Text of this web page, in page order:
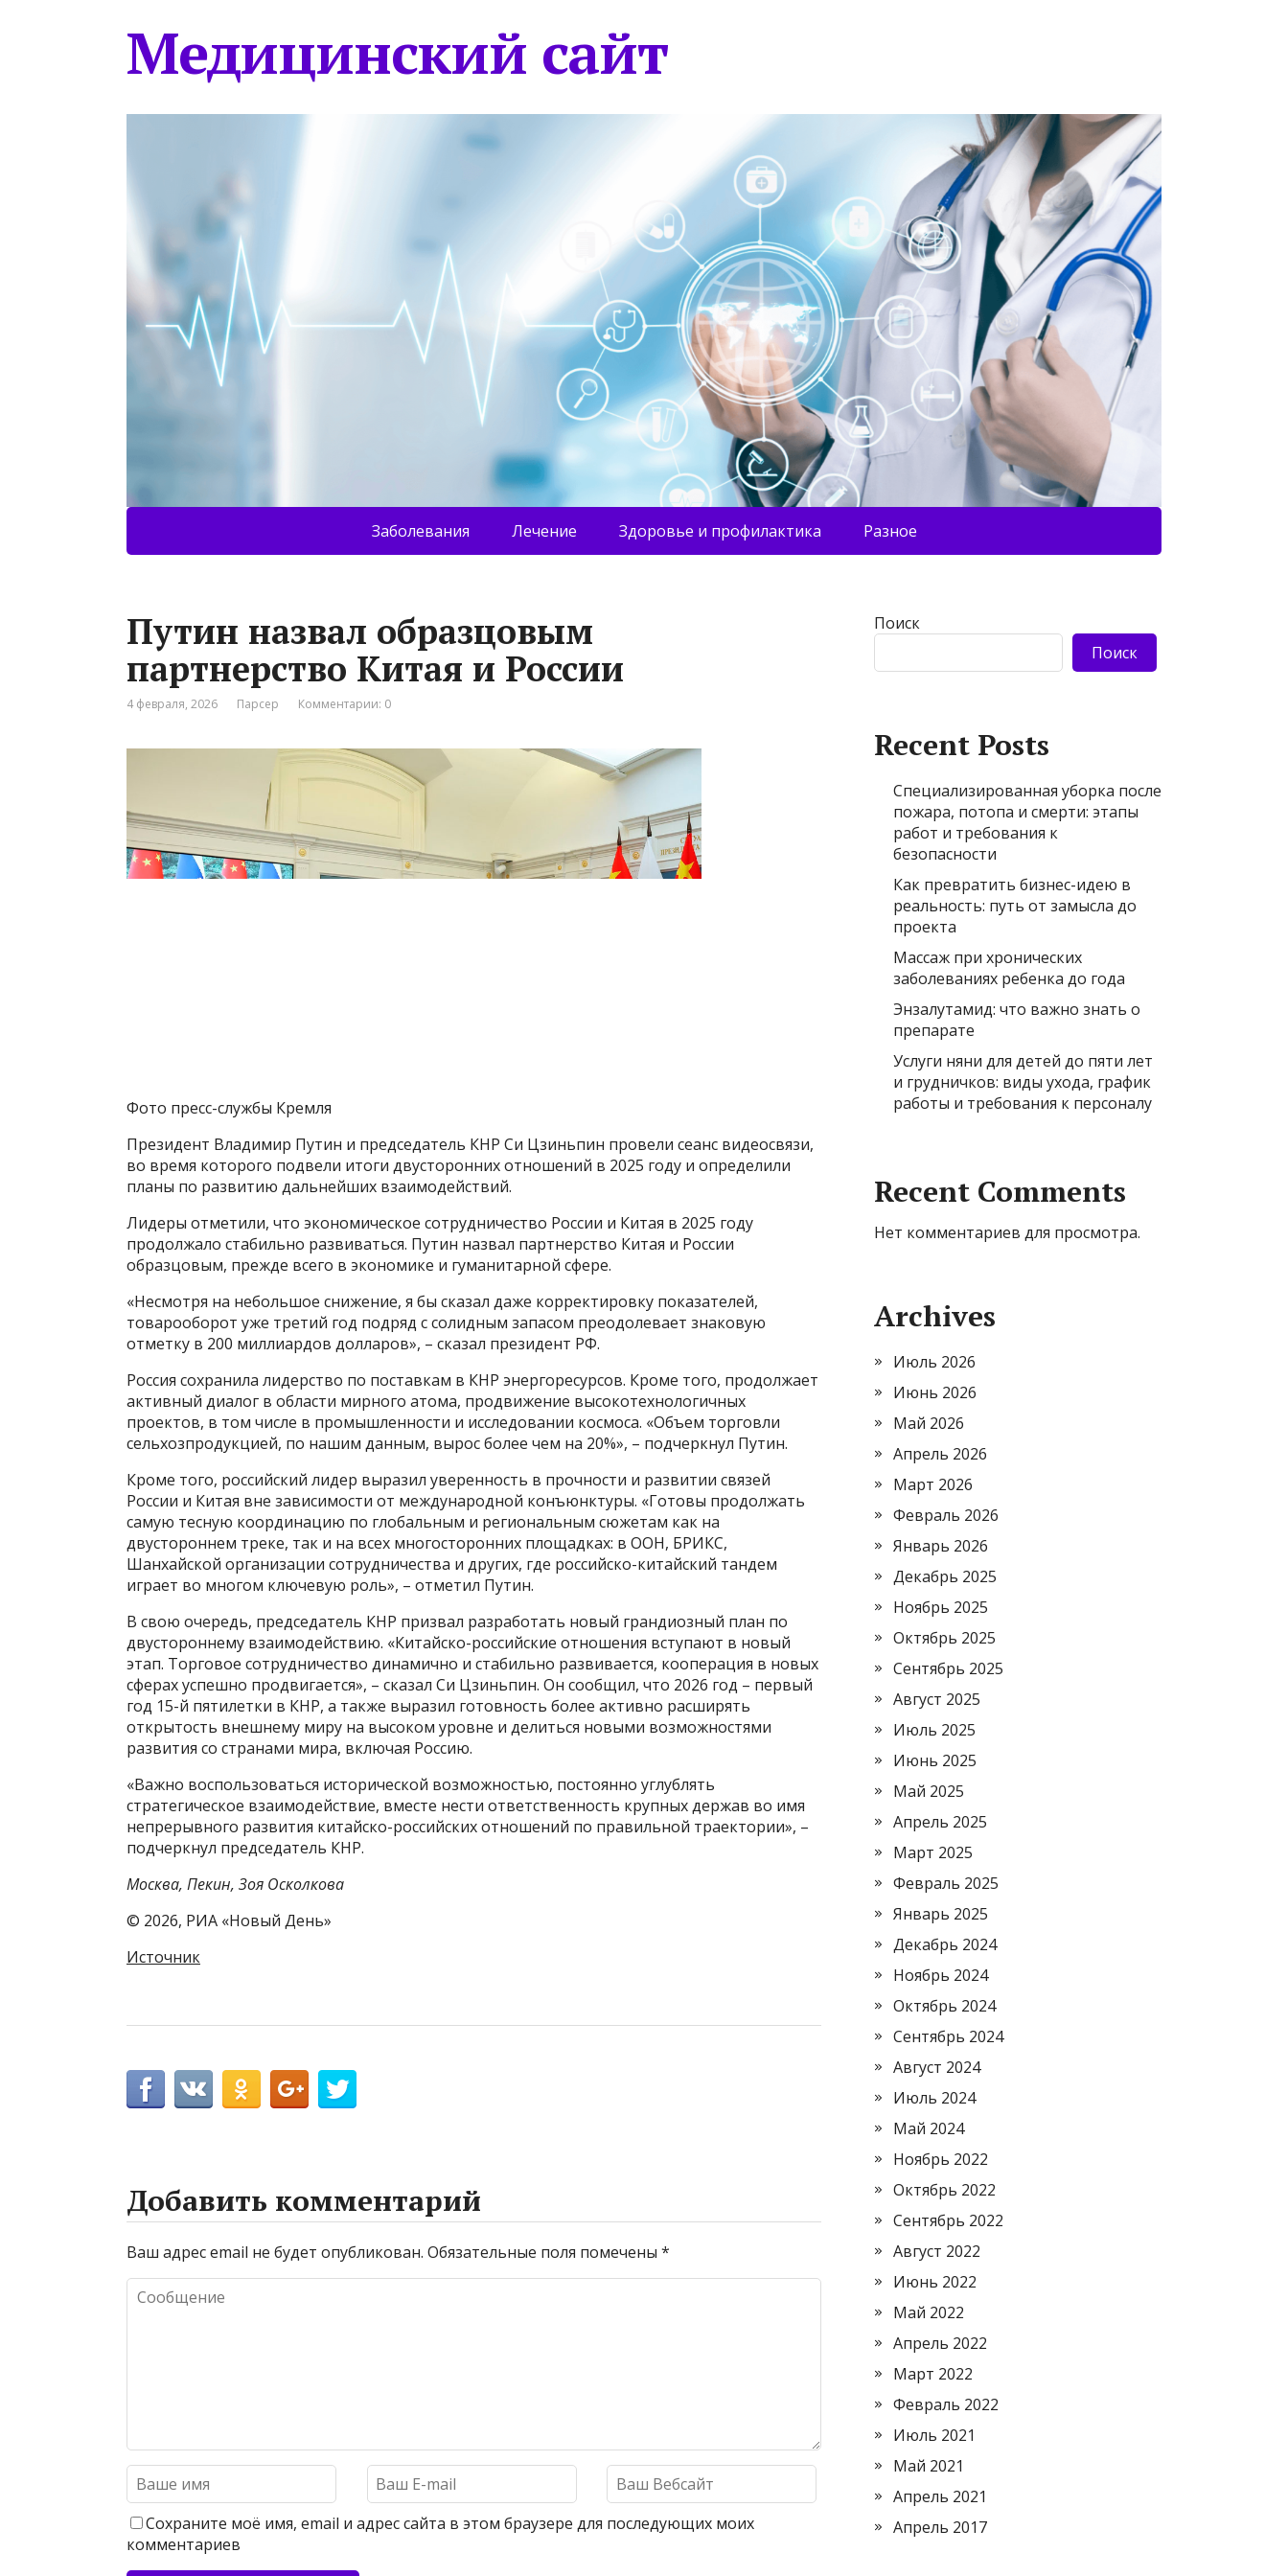
Медицинский сайт
Заболевания Лечение Здоровье и профилактика Разное
Путин назвал образцовым
партнерство Китая и России
4 февраля, 2026 Парсер Комментарии: 0
Фото пресс-службы Кремля
Президент Владимир Путин и председатель КНР Си Цзиньпин провели сеанс видеосвязи,
во время которого подвели итоги двусторонних отношений в 2025 году и определили
планы по развитию дальнейших взаимодействий.
Лидеры отметили, что экономическое сотрудничество России и Китая в 2025 году
продолжало стабильно развиваться. Путин назвал партнерство Китая и России
образцовым, прежде всего в экономике и гуманитарной сфере.
«Несмотря на небольшое снижение, я бы сказал даже корректировку показателей,
товарооборот уже третий год подряд с солидным запасом преодолевает знаковую
отметку в 200 миллиардов долларов», – сказал президент РФ.
Россия сохранила лидерство по поставкам в КНР энергоресурсов. Кроме того, продолжает
активный диалог в области мирного атома, продвижение высокотехнологичных
проектов, в том числе в промышленности и исследовании космоса. «Объем торговли
сельхозпродукцией, по нашим данным, вырос более чем на 20%», – подчеркнул Путин.
Кроме того, российский лидер выразил уверенность в прочности и развитии связей
России и Китая вне зависимости от международной конъюнктуры. «Готовы продолжать
самую тесную координацию по глобальным и региональным сюжетам как на
двустороннем треке, так и на всех многосторонних площадках: в ООН, БРИКС,
Шанхайской организации сотрудничества и других, где российско-китайский тандем
играет во многом ключевую роль», – отметил Путин.
В свою очередь, председатель КНР призвал разработать новый грандиозный план по
двустороннему взаимодействию. «Китайско-российские отношения вступают в новый
этап. Торговое сотрудничество динамично и стабильно развивается, кооперация в новых
сферах успешно продвигается», – сказал Си Цзиньпин. Он сообщил, что 2026 год – первый
год 15-й пятилетки в КНР, а также выразил готовность более активно расширять
открытость внешнему миру на высоком уровне и делиться новыми возможностями
развития со странами мира, включая Россию.
«Важно воспользоваться исторической возможностью, постоянно углублять
стратегическое взаимодействие, вместе нести ответственность крупных держав во имя
непрерывного развития китайско-российских отношений по правильной траектории», –
подчеркнул председатель КНР.
Москва, Пекин, Зоя Осколкова
© 2026, РИА «Новый День»
Источник
Добавить комментарий
Ваш адрес email не будет опубликован. Обязательные поля помечены *
Сохраните моё имя, email и адрес сайта в этом браузере для последующих моих
комментариев
Поиск
Поиск
Recent Posts
Специализированная уборка после
пожара, потопа и смерти: этапы
работ и требования к
безопасности
Как превратить бизнес-идею в
реальность: путь от замысла до
проекта
Массаж при хронических
заболеваниях ребенка до года
Энзалутамид: что важно знать о
препарате
Услуги няни для детей до пяти лет
и грудничков: виды ухода, график
работы и требования к персоналу
Recent Comments
Нет комментариев для просмотра.
Archives
Июль 2026
Июнь 2026
Май 2026
Апрель 2026
Март 2026
Февраль 2026
Январь 2026
Декабрь 2025
Ноябрь 2025
Октябрь 2025
Сентябрь 2025
Август 2025
Июль 2025
Июнь 2025
Май 2025
Апрель 2025
Март 2025
Февраль 2025
Январь 2025
Декабрь 2024
Ноябрь 2024
Октябрь 2024
Сентябрь 2024
Август 2024
Июль 2024
Май 2024
Ноябрь 2022
Октябрь 2022
Сентябрь 2022
Август 2022
Июнь 2022
Май 2022
Апрель 2022
Март 2022
Февраль 2022
Июль 2021
Май 2021
Апрель 2021
Апрель 2017